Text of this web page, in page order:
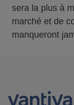
sera la plus à
marché et de
manqueront